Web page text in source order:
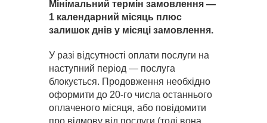
Мінімальний термін замовлення —
1 календарний місяць плюс
залишок днів у місяці замовлення.
У разі відсутності оплати послуги на
наступний період — послуга
блокується. Продовження необхідно
оформити до 20-го числа останнього
оплаченого місяця, або повідомити
про відмову від послуги (тоді вона